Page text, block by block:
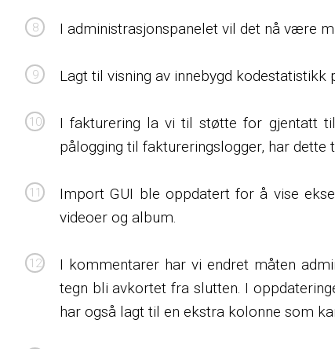
I administrasjonspanelet vil det nå være
Lagt til visning av innebygd
I fakturering la vi til støtte for gjentatt
pålogging til faktureringslogger, har
Import GUI ble oppdatert for å vise
videoer og album.
I kommentarer har vi endret måten
tegn bli avkortet fra slutten. I
har også lagt til en ekstra kolonne som